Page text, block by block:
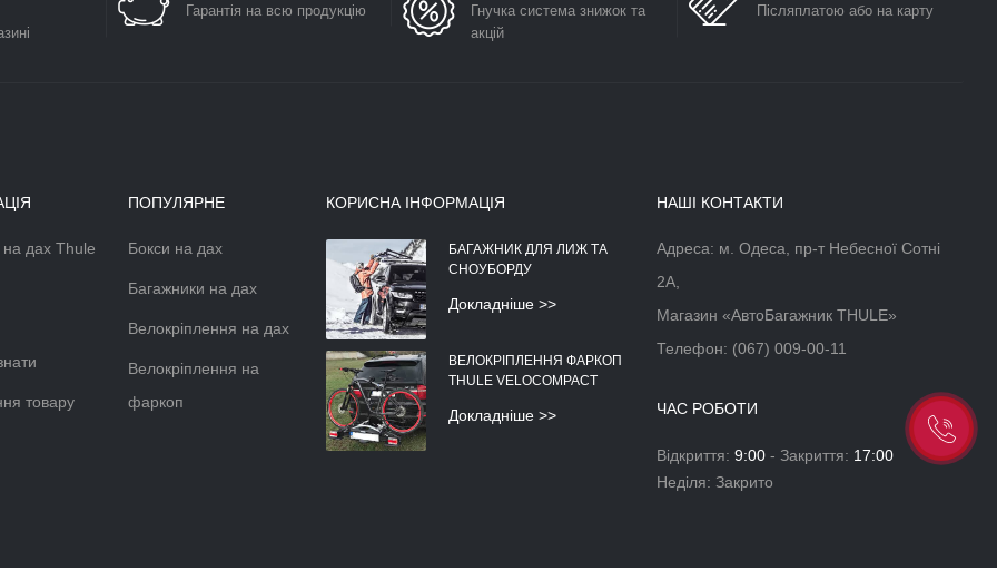
Гарантія на всю продукцію
Гнучка система знижок та
акцій
Післяплатою або на карту
дах Thule
товару
ПОПУЛЯРНЕ
Бокси на дах
Багажники на дах
Велокріплення на дах
Велокріплення на
фаркоп
КОРИСНА ІНФОРМАЦІЯ
АЕРОДИНАМІЧНІЙ БОКС НА
БАГАЖНИК ДЛЯ ЛИЖ ТА
СНОУБОРДУ
Докладніше >>
ВЕЛОКРІПЛЕННЯ ФАРКОП
THULE VELOCOMPACT
Докладніше >>
АЕРОДИНАМІЧНІЙ БОКС НА
НАШІ КОНТАКТИ
Адреса: м. Одеса, пр-т Небесної Сотні
2А,
Магазин «АвтоБагажник THULE»
Телефон: (067) 009-00-11
ЧАС РОБОТИ
Відкриття: 9:00- Закриття: 17:00
Неділя: Закрито